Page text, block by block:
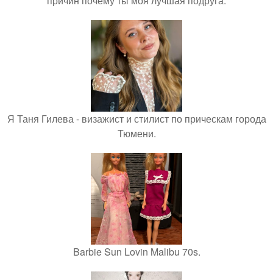
Я Таня Гилева - визажист и стилист по прическам города
Тюмени.
Barbie Sun Lovin Malibu 70s.